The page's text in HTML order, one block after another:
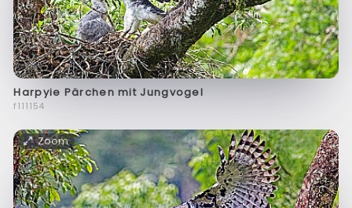
Harpyie Pärchen mit Jungvogel
f111154
Zoom